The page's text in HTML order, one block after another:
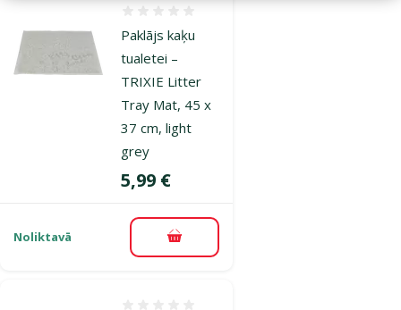
Paklājs kaķu
tualetei –
TRIXIE Litter
Tray Mat, 45 x
37 cm, light
grey
Atsauksmes 0%
Cena
5,99 €
Noliktavā Pievienot grozam